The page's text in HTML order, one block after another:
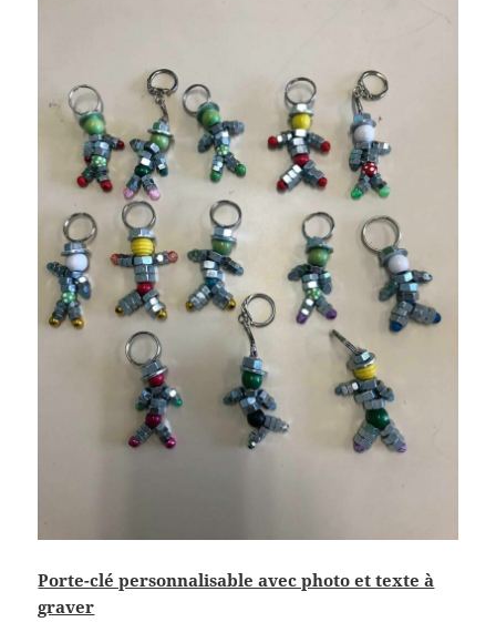
Porte-clé personnalisable avec photo et texte à
graver